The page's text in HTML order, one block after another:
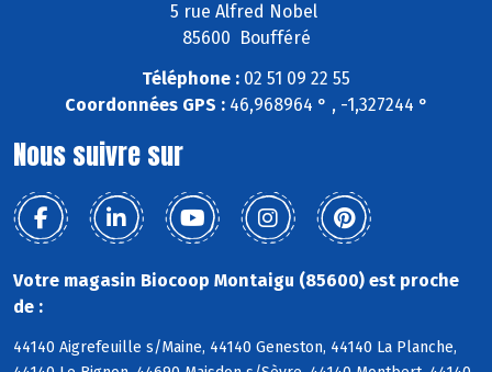
5 rue Alfred Nobel
85600 Boufféré
Téléphone : 02 51 09 22 55
Coordonnées GPS :46,968964 ° , -1,327244 °
Nous suivre sur
Votre magasin Biocoop Montaigu (85600) est proche
de :
44140 Aigrefeuille s/Maine, 44140 Geneston, 44140 La Planche,